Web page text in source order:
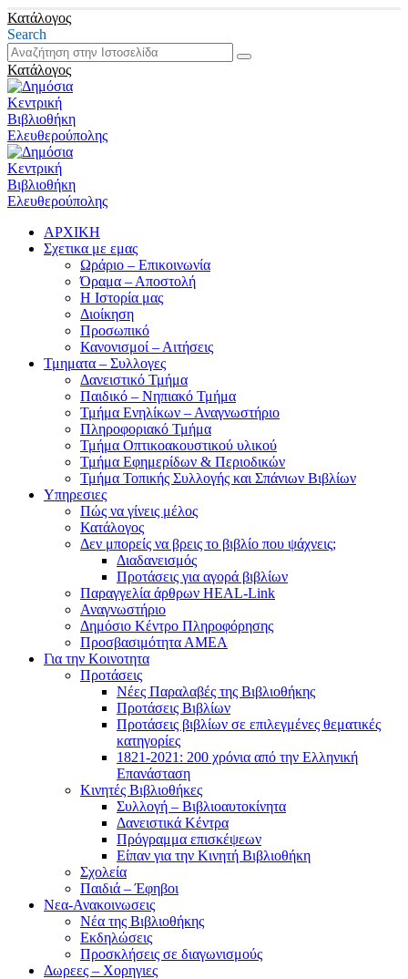
Κατάλογος
Search
Κατάλογος
ΑΡΧΙΚΗ
Σχετικα με εμας
Ωράριο – Επικοινωνία
Όραμα – Αποστολή
Η Ιστορία μας
Διοίκηση
Προσωπικό
Κανονισμοί – Αιτήσεις
Τμηματα – Συλλογες
Δανειστικό Τμήμα
Παιδικό – Νηπιακό Τμήμα
Τμήμα Ενηλίκων – Αναγνωστήριο
Πληροφοριακό Τμήμα
Τμήμα Οπτικοακουστικού υλικού
Τμήμα Εφημερίδων & Περιοδικών
Τμήμα Τοπικής Συλλογής και Σπάνιων Βιβλίων
Υπηρεσιες
Πώς να γίνεις μέλος
Κατάλογος
Δεν μπορείς να βρεις το βιβλίο που ψάχνεις;
Διαδανεισμός
Προτάσεις για αγορά βιβλίων
Παραγγελία άρθρων HEAL-Link
Αναγνωστήριο
Δημόσιο Κέντρο Πληροφόρησης
Προσβασιμότητα ΑΜΕΑ
Για την Κοινοτητα
Προτάσεις
Νέες Παραλαβές της Βιβλιοθήκης
Προτάσεις Βιβλίων
Προτάσεις βιβλίων σε επιλεγμένες θεματικές
κατηγορίες
1821-2021: 200 χρόνια από την Ελληνική
Επανάσταση
Κινητές Βιβλιοθήκες
Συλλογή – Βιβλιοαυτοκίνητα
Δανειστικά Κέντρα
Πρόγραμμα επισκέψεων
Είπαν για την Κινητή Βιβλιοθήκη
Σχολεία
Παιδιά – Έφηβοι
Νεα-Ανακοινωσεις
Νέα της Βιβλιοθήκης
Εκδηλώσεις
Προσκλήσεις σε διαγωνισμούς
Δωρεες – Χορηγιες